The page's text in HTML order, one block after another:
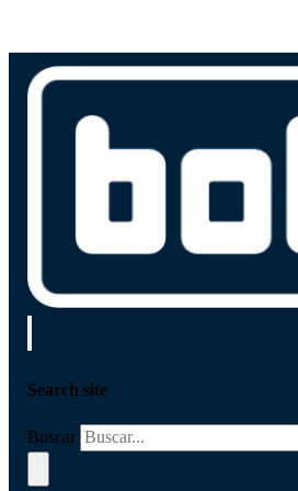
Search site
Buscar
×